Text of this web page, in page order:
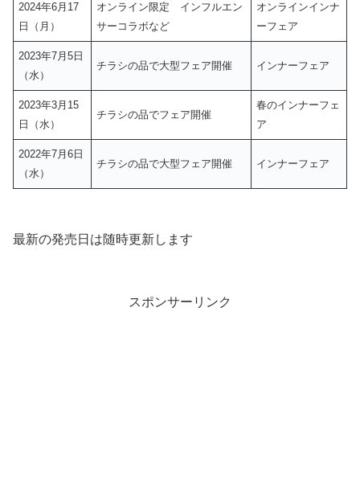
2024年6月17
日（月）
オンライン限定 インフルエン
サーコラボなど
オンラインインナ
ーフェア
2023年7月5日
（水）
チラシの品で大型フェア開催 インナーフェア
2023年3月15
日（水）
チラシの品でフェア開催
春のインナーフェ
ア
2022年7月6日
（水）
チラシの品で大型フェア開催 インナーフェア
最新の発売日は随時更新します
スポンサーリンク